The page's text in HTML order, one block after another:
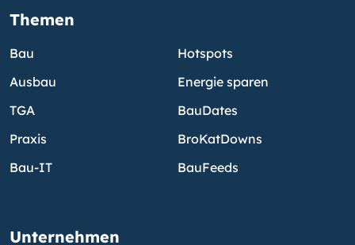
Themen
Bau
Ausbau
TGA
Praxis
Bau-IT
Hotspots
Energie sparen
BauDates
BroKatDowns
BauFeeds
Unternehmen